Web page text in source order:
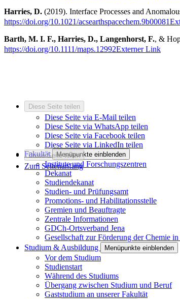
Harries, D. (2019). Interface Processes and
https://doi.org/10.1021/acsearthspacechem.9b00081
Barth, M. I. F., Harries, D., Langenhorst, F., &
https://doi.org/10.1111/maps.12992Externer Link
Diese Seite teilen
Diese Seite via E-Mail teilen
Diese Seite via WhatsApp teilen
Diese Seite via Facebook teilen
Diese Seite via LinkedIn teilen
Diese Seite teilen
Zum Seitenanfang
Fakultät Menüpunkte einblenden
Institute und Forschungszentren
Dekanat
Studiendekanat
Studien- und Prüfungsamt
Promotions- und Habilitationsstelle
Gremien und Beauftragte
Zentrale Informationen
GDCh-Ortsverband Jena
Gesellschaft zur Förderung der Chemie in
Studium & Ausbildung
Menüpunkte einblenden
Vor dem Studium
Studienstart
Während des Studiums
Übergang zwischen Studium und Beruf
Gaststudium an unserer Fakultät